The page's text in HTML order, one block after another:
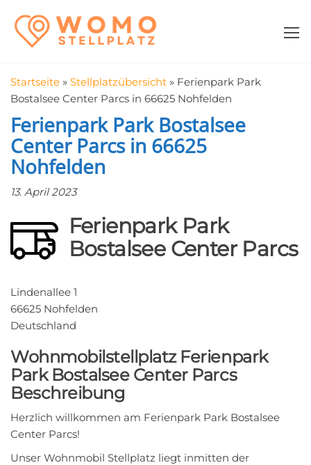
Inhalt
springen
in der Nähe
Startseite » Stellplatzübersicht » Ferienpark Park
Bostalsee Center Parcs in 66625 Nohfelden
Ferienpark Park Bostalsee
Center Parcs in 66625
Nohfelden
13. April 2023
Ferienpark Park
Bostalsee Center Parcs
Lindenallee 1
66625 Nohfelden
Deutschland
Wohnmobilstellplatz Ferienpark
Park Bostalsee Center Parcs
Beschreibung
Herzlich willkommen am Ferienpark Park Bostalsee
Center Parcs!
Unser Wohnmobil Stellplatz liegt inmitten der